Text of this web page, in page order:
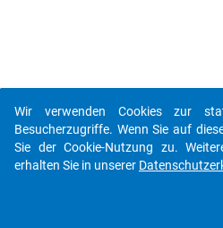
Wir verwenden Cookies zur
Besucherzugriffe. Wenn Sie auf
Sie der Cookie-Nutzung zu.
erhalten Sie in unserer